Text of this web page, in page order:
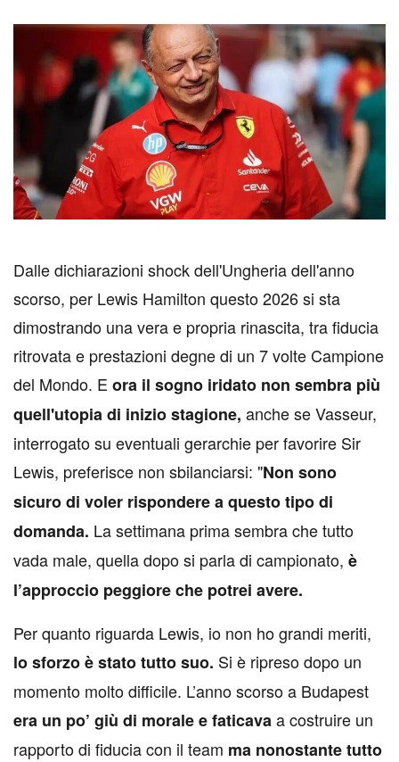
Dalle dichiarazioni shock dell'Ungheria dell'anno
scorso, per Lewis Hamilton questo 2026 si sta
dimostrando una vera e propria rinascita, tra fiducia
ritrovata e prestazioni degne di un 7 volte Campione
del Mondo. E ora il sogno iridato non sembra più
quell'utopia di inizio stagione, anche se Vasseur,
interrogato su eventuali gerarchie per favorire Sir
Lewis, preferisce non sbilanciarsi: "Non sono
sicuro di voler rispondere a questo tipo di
domanda. La settimana prima sembra che tutto
vada male, quella dopo si parla di campionato, è
l’approccio peggiore che potrei avere.
Per quanto riguarda Lewis, io non ho grandi meriti,
lo sforzo è stato tutto suo. Si è ripreso dopo un
momento molto difficile. L’anno scorso a Budapest
era un po’ giù di morale e faticavaa costruire un
rapporto di fiducia con il team ma nonostante tutto